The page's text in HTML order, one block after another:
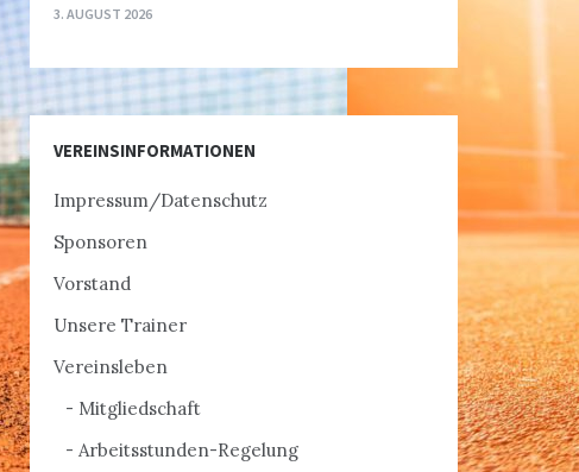
3. AUGUST 2026
VEREINSINFORMATIONEN
Impressum/Datenschutz
Sponsoren
Vorstand
Unsere Trainer
Vereinsleben
Mitgliedschaft
Arbeitsstunden-Regelung